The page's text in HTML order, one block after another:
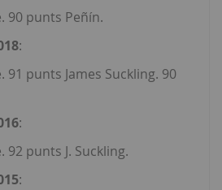
90 punts Peñín.
:
punts James Suckling. 90
:
punts J. Suckling.
: